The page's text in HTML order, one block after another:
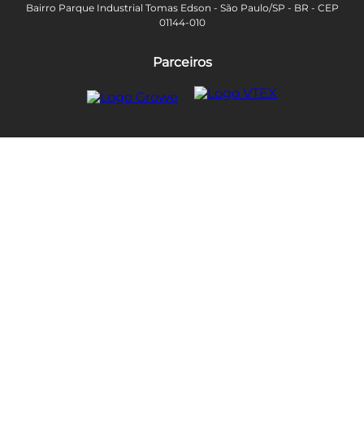
Bairro Parque Industrial Tomas Edson - São Paulo/SP - BR - CEP
01144-010
Parceiros